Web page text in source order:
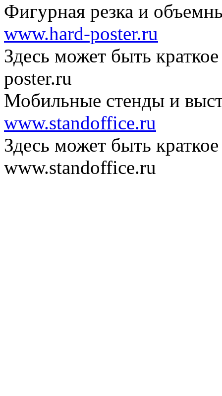
Фигурная резка и
www.hard-poster.ru
Здесь может быть
poster.ru
Мобильные стенды и
www.standoffice.ru
Здесь может быть
www.standoffice.ru